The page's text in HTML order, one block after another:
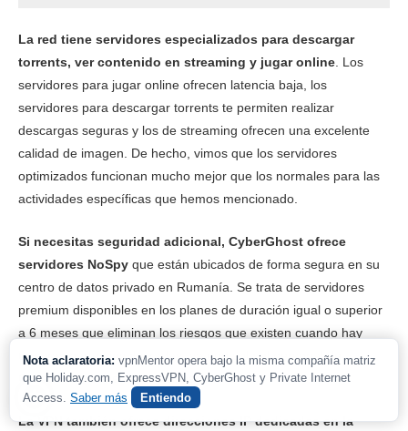
La red tiene servidores especializados para descargar
torrents, ver contenido en streaming y jugar online. Los
servidores para jugar online ofrecen latencia baja, los
servidores para descargar torrents te permiten realizar
descargas seguras y los de streaming ofrecen una excelente
calidad de imagen. De hecho, vimos que los servidores
optimizados funcionan mucho mejor que los normales para las
actividades específicas que hemos mencionado.
Si necesitas seguridad adicional, CyberGhost ofrece
servidores NoSpy que están ubicados de forma segura en su
centro de datos privado en Rumanía. Se trata de servidores
premium disponibles en los planes de duración igual o superior
a 6 meses que eliminan los riesgos que existen cuando hay
terceras partes involucradas, ya que solo el personal de
CyberGhost tiene acceso al hardware.
La VPN también ofrece direcciones IP dedicadas en la
Nota aclaratoria: vpnMentor opera bajo la misma compañía matriz
que Holiday.com, ExpressVPN, CyberGhost y Private Internet
Access. Saber más Entiendo